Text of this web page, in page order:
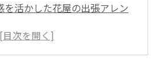
を活かした花屋の出張アレン
トに合わせた花屋のアレンジ